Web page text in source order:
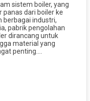
sistem boiler, yang
dari boiler ke
berbagai industri,
pabrik pengolahan
dirancang untuk
material yang
penting….